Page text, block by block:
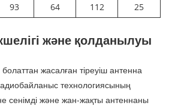
93 64 112 25
және қолданылуы
жасалған тіреуіш антенна
технологиясының
сенімді және жан-жақты антеннаны